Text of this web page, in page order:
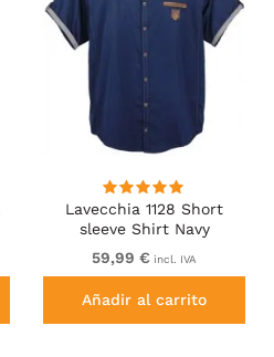
Lavecchia 1128 Short
sleeve Shirt Navy
59,99 € incl. IVA
Añadir al carrito